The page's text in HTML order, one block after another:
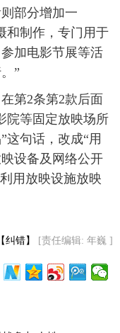
部分增加一
和制作，专门用于
加电影节展等活
”
第2条第2款后面
院等固定放映场所
这句话，改成“用
设备及网络公开
用放映设施放映
【纠错】 [责任编辑: 年巍 ]